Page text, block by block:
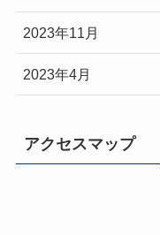
2023年11月
2023年4月
アクセスマップ